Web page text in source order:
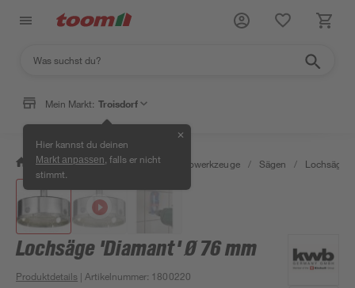
Mein Markt: Troisdorf
Hier kannst du deinen
Markt anpassen , falls er nicht
stimmt.
✕
/ Werkstatt & Maschinen / Elektrowerkzeuge / Sägen / Lochsägen
Lochsäge 'Diamant' Ø 76 mm
Produktdetails | Artikelnummer: 1800220